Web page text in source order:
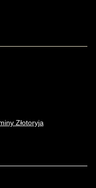
Złotoryja